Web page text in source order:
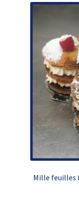
Mille feuilles